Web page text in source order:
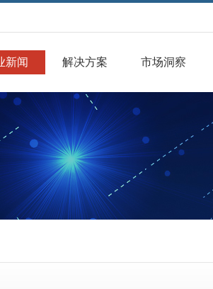
新闻 解决方案 市场洞察